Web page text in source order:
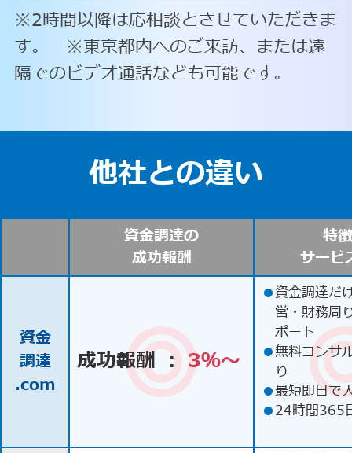
※2時間以降は応相談とさせていただきま
す。 ※東京都内へのご来訪、または遠
隔でのビデオ通話なども可能です。
他社との違い
資金調達の
成功報酬
特
サービ
資金
調達
.com
成功報酬 ： 3％〜
●資金調達だ
営・財務周
ポート
●無料コンサ
り
●最短即日で
●24時間365